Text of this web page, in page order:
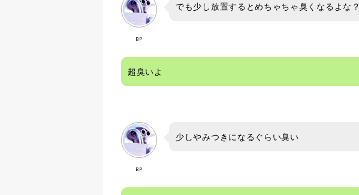
BP
でも少し放置するとめちゃちゃ臭くなるよな？
超臭いよ
BP
少しやみつきになるぐらい臭い